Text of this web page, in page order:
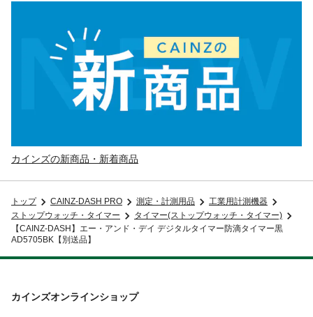
カインズの新商品・新着商品
トップ CAINZ-DASH PRO 測定・計測用品
工業用計測機器
ストップウォッチ・タイマー
タイマー(ストップウォッチ・タイマー)
【CAINZ-DASH】エー・アンド・デイ デジタルタイマー防滴タイマー黒
AD5705BK【別送品】
カインズオンラインショップ